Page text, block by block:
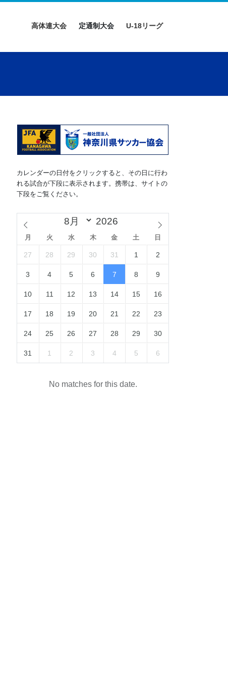
高体連大会 定通制大会 U-18リーグ
カレンダーの日付をクリックすると、その日に行わ
れる試合が下段に表示されます。携帯は、サイトの
下段をご覧ください。
月 火 水 木 金 土 日
27 28 29 30 31 1 2
3 4 5 6 7 8 9
10 11 12 13 14 15 16
17 18 19 20 21 22 23
24 25 26 27 28 29 30
31 1 2 3 4 5 6
No matches for this date.